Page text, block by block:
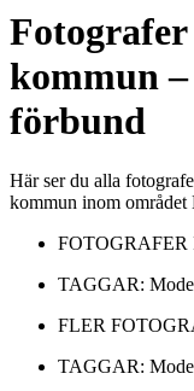
Fotografer
kommun
förbund
Här ser du alla
kommun inom området
FOTOGRAFER
TAGGAR: Mode
FLER
TAGGAR: Mode